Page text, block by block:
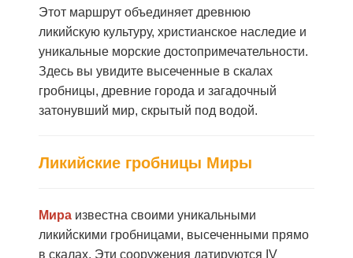
Этот маршрут объединяет древнюю
ликийскую культуру, христианское наследие и
уникальные морские достопримечательности.
Здесь вы увидите высеченные в скалах
гробницы, древние города и загадочный
затонувший мир, скрытый под водой.
Ликийские гробницы Миры
Мира известна своими уникальными
ликийскими гробницами, высеченными прямо
в скалах. Эти сооружения датируются IV